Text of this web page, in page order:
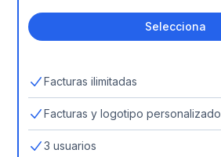
Selecciona
Facturas ilimitadas
Facturas y logotipo personalizado
3 usuarios